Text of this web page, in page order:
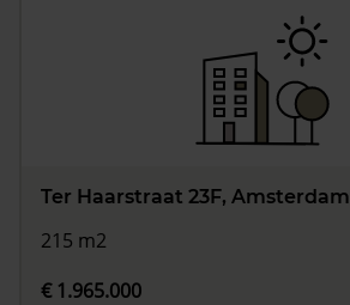
Ter Haarstraat 23F, Amsterdam
215 m2
€ 1.965.000